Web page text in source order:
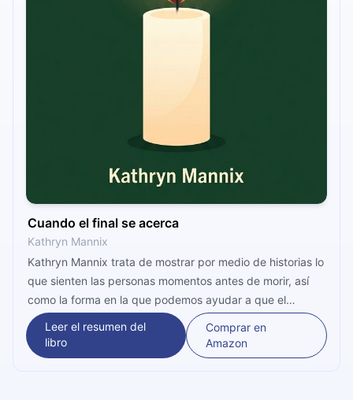
Cuando el final se acerca
Kathryn Mannix
Kathryn Mannix trata de mostrar por medio de historias lo
que sienten las personas momentos antes de morir, así
como la forma en la que podemos ayudar a que el
proceso de la muerte sea más fácil para todos.
Leer el resumen del
libro
Comprar en
Amazon